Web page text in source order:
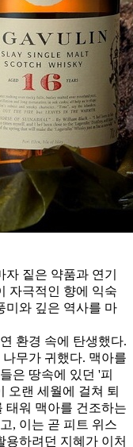
짙은 약품과 연기
자극적인 향에 익숙
미와 깊은 역사를 마
환경 속에 탄생했다.
무가 귀했다. 맥아를
은 땅속에 있던 '피
오랜 세월에 걸쳐 퇴
태워 맥아를 건조하는
, 이는 곧 피트 위스
용하려던 지혜가 이처